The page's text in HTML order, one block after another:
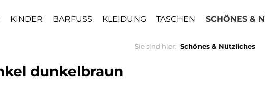
KINDER BARFUSS KLEIDUNG TASCHEN SCHÖNES &
Sie sind hier: Schönes & Nützliches
dunkelbraun